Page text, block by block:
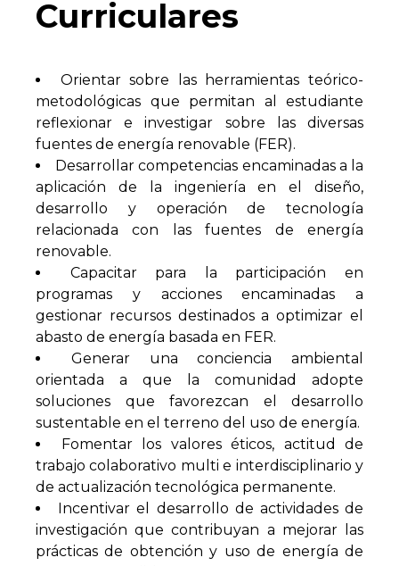
Curriculares
Orientar sobre las herramientas teórico-
metodológicas que permitan al estudiante
reflexionar e investigar sobre las diversas
fuentes de energía renovable (FER).
Desarrollar competencias encaminadas a la
aplicación de la ingeniería en el diseño,
desarrollo y operación de tecnología
relacionada con las fuentes de energía
renovable.
Capacitar para la participación en
programas y acciones encaminadas a
gestionar recursos destinados a optimizar el
abasto de energía basada en FER.
Generar una conciencia ambiental
orientada a que la comunidad adopte
soluciones que favorezcan el desarrollo
sustentable en el terreno del uso de energía.
Fomentar los valores éticos, actitud de
trabajo colaborativo multi e interdisciplinario y
de actualización tecnológica permanente.
Incentivar el desarrollo de actividades de
investigación que contribuyan a mejorar las
prácticas de obtención y uso de energía de